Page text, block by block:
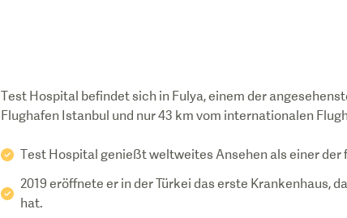
Test Hospital befindet sich in Fulya, einem der
Test Hospital genießt weltweites Ansehen als einer der
2019 eröffnete er in der Türkei das erste Krankenhaus,
hat.